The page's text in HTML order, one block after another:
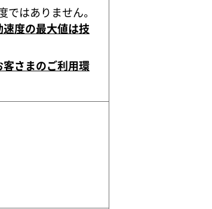
はありません。
速度の最大値は技
客さまのご利用環